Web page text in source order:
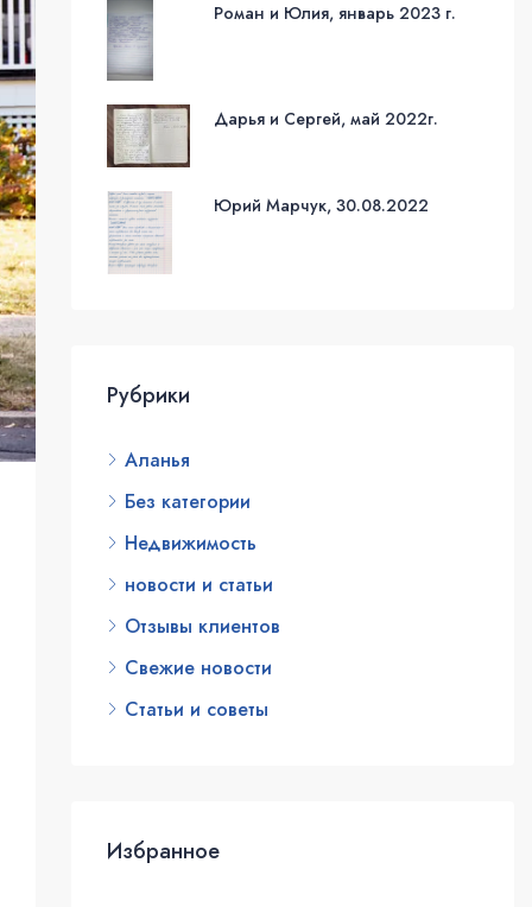
Роман и Юлия, январь 2023 г.
Дарья и Сергей, май 2022г.
Юрий Марчук, 30.08.2022
Рубрики
Аланья
Без категории
Недвижимость
новости и статьи
Отзывы клиентов
Свежие новости
Статьи и советы
Избранное